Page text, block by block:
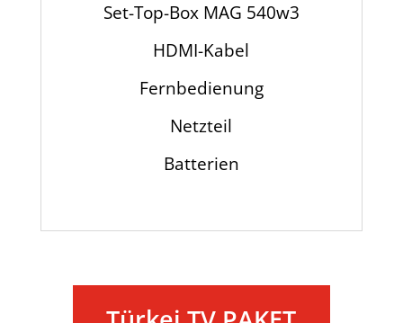
Set-Top-Box MAG 540w3
HDMI-Kabel
Fernbedienung
Netzteil
Batterien